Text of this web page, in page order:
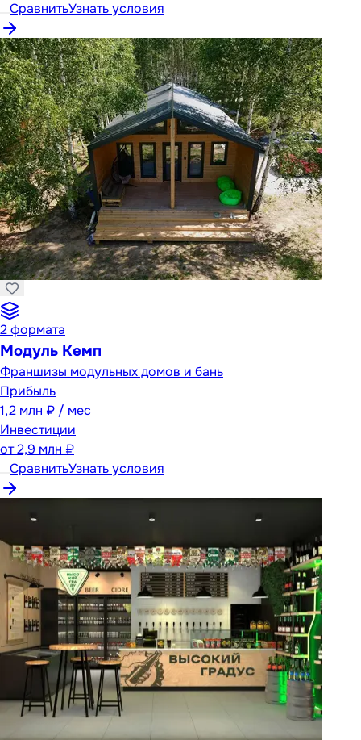
СравнитьУзнать условия
2формата
Модуль Кемп
Франшизы модульных домов и бань
Прибыль
1,2 млн ₽ / мес
Инвестиции
от2,9 млн ₽
СравнитьУзнать условия